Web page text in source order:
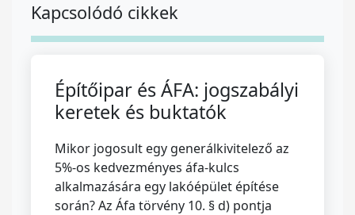
Kapcsolódó cikkek
Építőipar és ÁFA: jogszabályi
keretek és buktatók
Mikor jogosult egy generálkivitelező az
5%-os kedvezményes áfa-kulcs
alkalmazására egy lakóépület építése
során? Az Áfa törvény 10. § d) pontja